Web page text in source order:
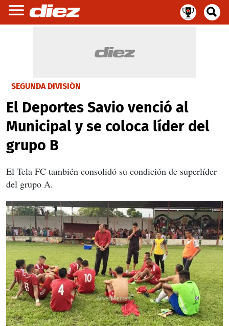
SEGUNDA DIVISIÓN
El Deportes Savio venció al
Municipal y se coloca líder del
grupo B
El Tela FC también consolidó su condición de superlíder
del grupo A.
X